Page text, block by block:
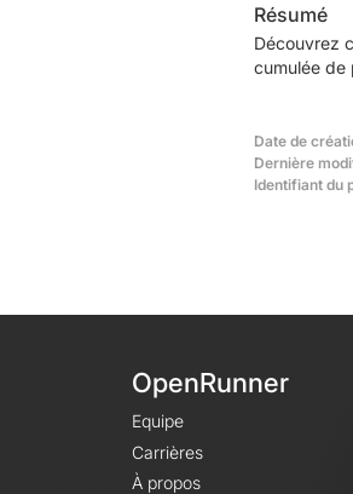
Résumé
Découvrez
cumulée de
Date de
Dernière
Identifiant du
OpenRunner
Equipe
Carrières
À propos